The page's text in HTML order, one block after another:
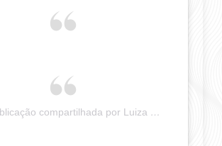
Uma publicação compartilhada por Luiza Costa (@pergunteaumamulher)